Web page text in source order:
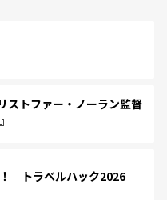
トファー・ノーラン監督
トラベルハック2026